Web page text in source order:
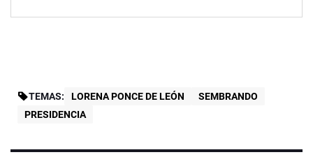
TEMAS: LORENA PONCE DE LEÓN
SEMBRANDO
PRESIDENCIA